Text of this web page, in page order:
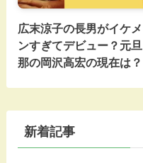
広末涼子の長男がイケメ
ンすぎてデビュー？元旦
那の岡沢高宏の現在は？
新着記事